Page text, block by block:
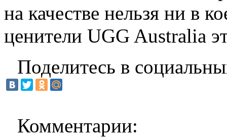
на качестве нельзя ни в
ценители UGG Australia
Поделитесь в
Комментарии: